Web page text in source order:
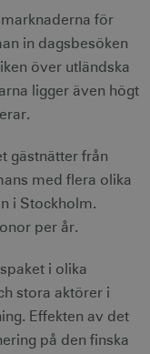
för
in dagsbesöken
över utländska
ligger även högt
gästnätter från
med flera olika
i Stockholm.
per år.
i olika
stora aktörer i
Effekten av det
på den finska